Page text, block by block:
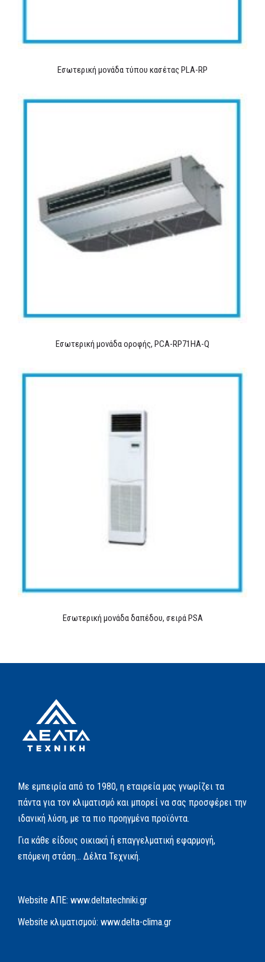
Εσωτερική μονάδα τύπου κασέτας PLA-RP
Εσωτερική μονάδα οροφής, PCA-RP71HA-Q
Εσωτερική μονάδα δαπέδου, σειρά PSA
Με εμπειρία από το 1980, η εταιρεία μας γνωρίζει τα
πάντα για τον κλιματισμό και μπορεί να σας προσφέρει την
ιδανική λύση, με τα πιο προηγμένα προϊόντα.
Για κάθε είδους οικιακή ή επαγγελματική εφαρμογή,
επόμενη στάση… Δέλτα Τεχνική.
Website AΠΕ: www.deltatechniki.gr
Website κλιματισμού: www.delta-clima.gr